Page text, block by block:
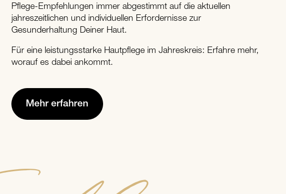
Pflege-Empfehlungen immer abgestimmt auf die aktuellen
jahreszeitlichen und individuellen Erfordernisse zur
Gesunderhaltung Deiner Haut.
Für eine leistungsstarke Hautpflege im Jahreskreis: Erfahre mehr,
worauf es dabei ankommt.
Mehr erfahren